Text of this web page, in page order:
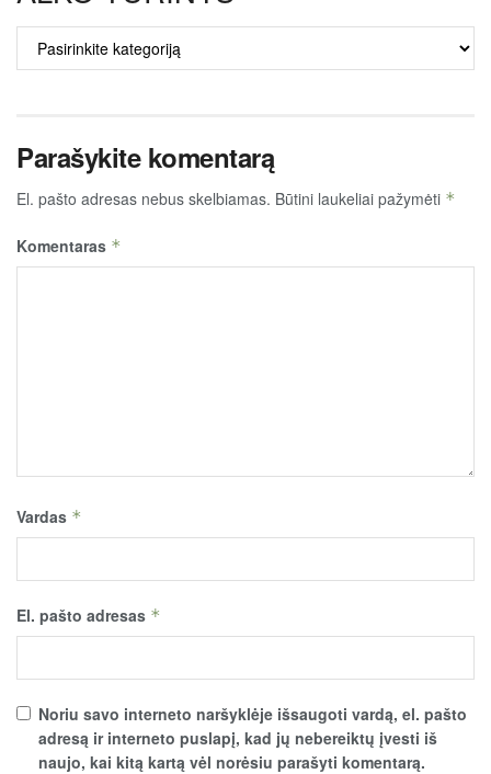
TURINYS
Parašykite komentarą
El. pašto adresas nebus skelbiamas. Būtini laukeliai pažymėti *
Komentaras *
Vardas *
El. pašto adresas *
Noriu savo interneto naršyklėje išsaugoti vardą, el. pašto
adresą ir interneto puslapį, kad jų nebereiktų įvesti iš
naujo, kai kitą kartą vėl norėsiu parašyti komentarą.